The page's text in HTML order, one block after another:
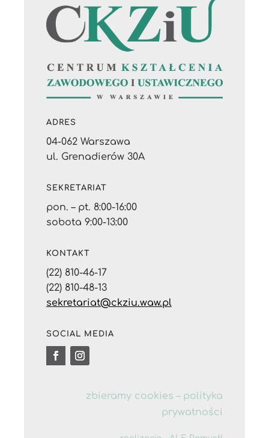
ADRES
04-062 Warszawa
ul. Grenadierów 30A
SEKRETARIAT
pon. – pt. 8:00-16:00
sobota 9:00-13:00
KONTAKT
(22) 810-46-17
(22) 810-48-13
sekretariat@ckziu.waw.pl
SOCIAL MEDIA
zbieramy cookies – polityka
prywatności